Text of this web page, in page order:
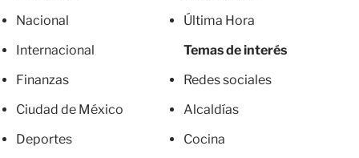
Nacional
Internacional
Finanzas
Ciudad de México
Deportes
Última Hora
Temas de interés
Redes sociales
Alcaldías
Cocina